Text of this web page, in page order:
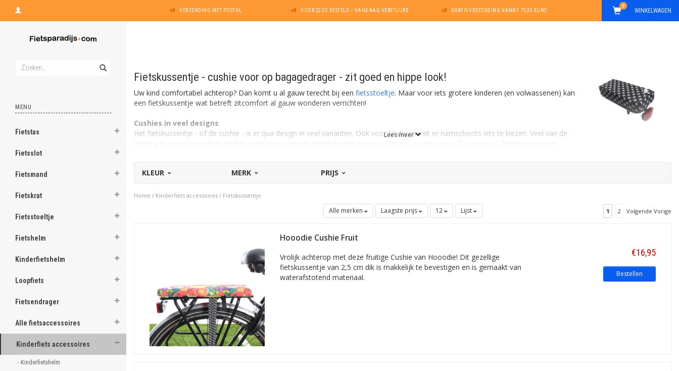
VERZENDING MET POSTNL VOOR 22:00 BESTELD = VANDAAG VERSTUURD GRATIS VERZENDING VANAF 75,00 EURO WINKELWAGEN
0
MENU
Fietstas
Fietsslot
Fietsmand
Fietskrat
Fietsstoeltje
Fietshelm
Kinderfietshelm
Loopfiets
Fietsendrager
Alle fietsaccessoires
Kinderfiets accessoires
- Kinderfietshelm
Fietskussentje - cushie voor op bagagedrager - zit goed en hippe look!
Uw kind comfortabel achterop? Dan komt u al gauw terecht bij een fietsstoeltje. Maar voor iets grotere kinderen (en volwassenen) kan
een fietskussentje wat betreft zitcomfort al gauw wonderen verrichten!
Cushies in veel designs
Het fietskussentje - of de cushie - is er qua design in veel varianten. Ook voor kinderen valt er ruimschoots iets te kiezen. Veel van de
fietsbel zadelhoesje rugleuning
Naar Kinderfiets Accessoires
Verschillende diktes fietskussentjes
De dikte van het fietskussentje kan verschillen: zo hebben we ze van 4 centimeter en van 8 centimeter. Allebei de versies zijn erg
gemakkelijk vast te maken aan de achterdrager. Het kussentje kan dus niet schuiven.
Makkelijk schoon te houden
Een cushie is sowieso altijd handig om achter en bij de hand te hebben. Ze zijn bovendien in bijna alle gevallen waterafstotend en
eenvoudig met een vochtig doekje schoon te houden. Zie ook de productomschrijvingen.
Lees meer
KLEUR MERK PRIJS
Home / Kinderfiets accessoires / Fietskussentje
Alle merken Laagste prijs 12 Lijst 1 2 Volgende Vorige
Hooodie Cushie Fruit
Vrolijk achterop met deze fruitige Cushie van Hooodie! Dit gezellige
fietskussentje van 2,5 cm dik is makkelijk te bevestigen en is gemaakt van
waterafstotend materiaal.
€16,95
Bestellen